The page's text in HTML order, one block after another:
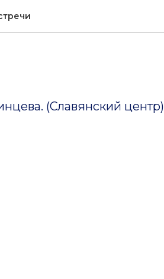
(Славянский центр)